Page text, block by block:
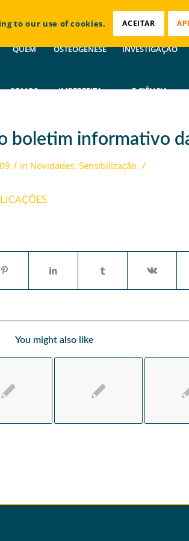
QUEM
SOMOS
OSTEOGÉNESE
IMPERFEITA
INVESTIGAÇÃO
E CIÊNCIA
boletim informativo
/ in Novidades, Sensibilização /
You might also like
to our use of cookies. ACEITAR